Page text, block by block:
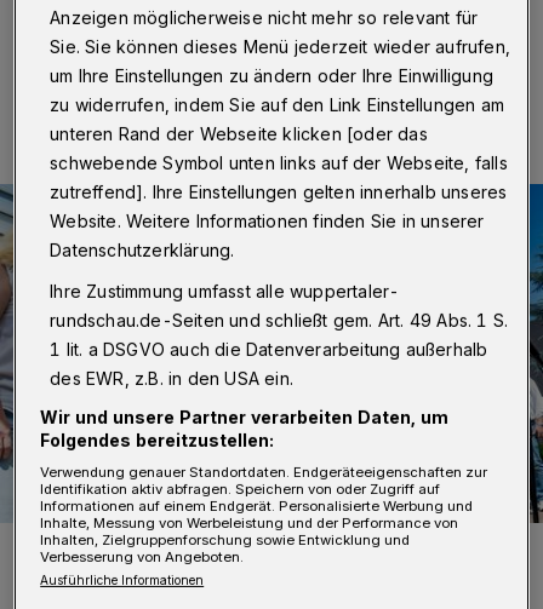
12.11.2023 , 15:00 Uhr Eine Minute Lesezeit
Foto: Dennis Senger
Anzeigen möglicherweise nicht mehr so relevant für
Sie. Sie können dieses Menü jederzeit wieder aufrufen,
um Ihre Einstellungen zu ändern oder Ihre Einwilligung
zu widerrufen, indem Sie auf den Link Einstellungen am
unteren Rand der Webseite klicken [oder das
schwebende Symbol unten links auf der Webseite, falls
zutreffend]. Ihre Einstellungen gelten innerhalb unseres
Website. Weitere Informationen finden Sie in unserer
Datenschutzerklärung.
Ihre Zustimmung umfasst alle wuppertaler-
rundschau.de-Seiten und schließt gem. Art. 49 Abs. 1 S.
1 lit. a DSGVO auch die Datenverarbeitung außerhalb
des EWR, z.B. in den USA ein.
Wir und unsere Partner verarbeiten Daten, um
Folgendes bereitzustellen:
Verwendung genauer Standortdaten. Endgeräteeigenschaften zur
Identifikation aktiv abfragen. Speichern von oder Zugriff auf
Informationen auf einem Endgerät. Personalisierte Werbung und
Inhalte, Messung von Werbeleistung und der Performance von
Inhalten, Zielgruppenforschung sowie Entwicklung und
Verbesserung von Angeboten.
Ausführliche Informationen